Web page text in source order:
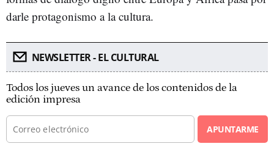
darle protagonismo a la cultura.
NEWSLETTER - EL CULTURAL
Todos los jueves un avance de los contenidos de la
edición impresa
APUNTARME